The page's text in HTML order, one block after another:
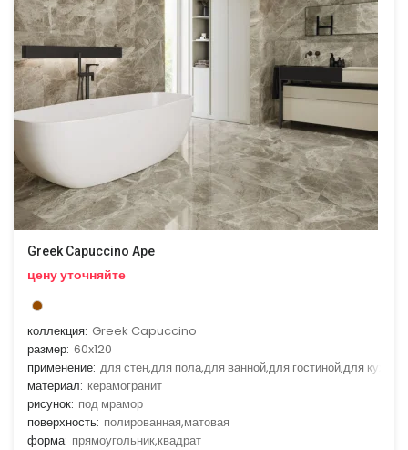
Greek Capuccino Ape
цену уточняйте
коллекция: Greek Capuccino
размер: 60x120
применение: для стен,для пола,для ванной,для гостиной,для кухни
материал: керамогранит
рисунок: под мрамор
поверхность: полированная,матовая
форма: прямоугольник,квадрат